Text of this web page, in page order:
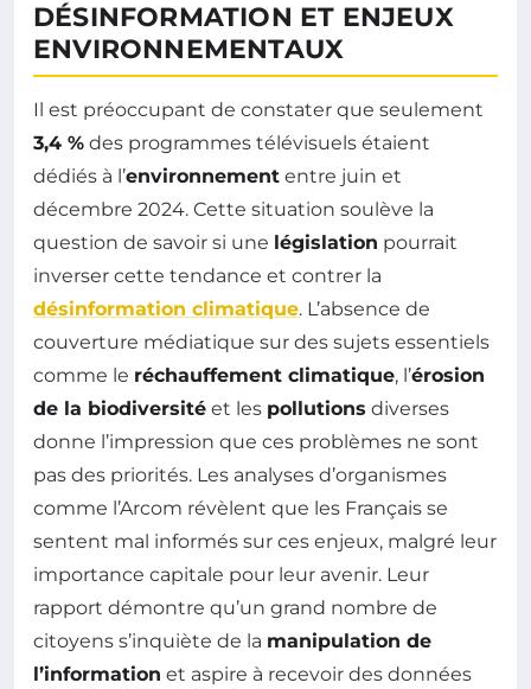
DÉSINFORMATION ET ENJEUX
ENVIRONNEMENTAUX
Il est préoccupant de constater que seulement
3,4 % des programmes télévisuels étaient
dédiés à l’environnement entre juin et
décembre 2024. Cette situation soulève la
question de savoir si une législation pourrait
inverser cette tendance et contrer la
désinformation climatique. L’absence de
couverture médiatique sur des sujets essentiels
comme le réchauffement climatique, l’érosion
de la biodiversité et les pollutions diverses
donne l’impression que ces problèmes ne sont
pas des priorités. Les analyses d’organismes
comme l’Arcom révèlent que les Français se
sentent mal informés sur ces enjeux, malgré leur
importance capitale pour leur avenir. Leur
rapport démontre qu’un grand nombre de
citoyens s’inquiète de la manipulation de
l’information et aspire à recevoir des données